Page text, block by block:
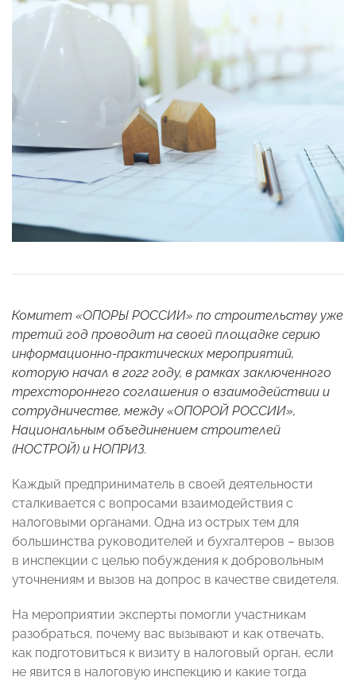
Комитет «ОПОРЫ РОССИИ» по строительству уже
третий год проводит на своей площадке серию
информационно-практических мероприятий,
которую начал в 2022 году, в рамках заключенного
трехстороннего соглашения о взаимодействии и
сотрудничестве, между «ОПОРОЙ РОССИИ»,
Национальным объединением строителей
(НОСТРОЙ) и НОПРИЗ.
Каждый предприниматель в своей деятельности
сталкивается с вопросами взаимодействия с
налоговыми органами. Одна из острых тем для
большинства руководителей и бухгалтеров – вызов
в инспекции с целью побуждения к добровольным
уточнениям и вызов на допрос в качестве свидетеля.
На мероприятии эксперты помогли участникам
разобраться, почему вас вызывают и как отвечать,
как подготовиться к визиту в налоговый орган, если
не явится в налоговую инспекцию и какие тогда